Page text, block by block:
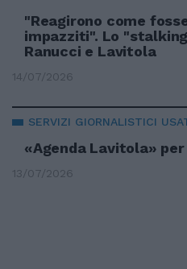
"Reagirono come
impazziti". Lo
Ranucci e Lavitola
14/07/2026
SERVIZI GIORNALISTICI
«Agenda Lavitola»
13/07/2026